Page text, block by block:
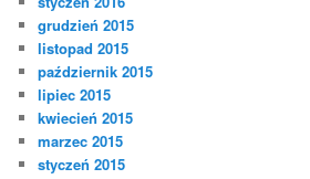
grudzień 2015
listopad 2015
październik 2015
lipiec 2015
kwiecień 2015
marzec 2015
styczeń 2015